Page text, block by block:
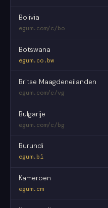
Bolivia
egum.com/c/bo
Botswana
egum.co.bw
Britse Maagdeneilanden
egum.com/c/vg
Bulgarije
egum.com/c/bg
Burundi
egum.bi
Kameroen
egum.cm